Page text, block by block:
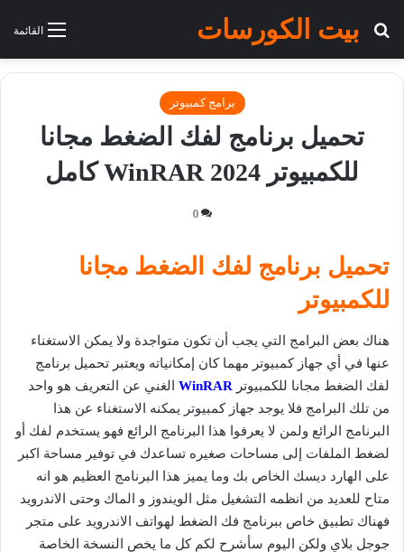
القائمة بيت الكورسات
بحث عن
برامج كمبيوتر
تحميل برنامج لفك الضغط مجانا
للكمبيوتر WinRAR 2024 كامل
0
تحميل برنامج لفك الضغط مجانا
للكمبيوتر
هناك بعض البرامج التي يجب أن تكون متواجدة ولا يمكن الاستغناء
عنها في أي جهاز كمبيوتر مهما كان إمكانياته ويعتبر تحميل برنامج
لفك الضغط مجانا للكمبيوتر WinRAR الغني عن التعريف هو واحد
من تلك البرامج فلا يوجد جهاز كمبيوتر يمكنه الاستغناء عن هذا
البرنامج الرائع ولمن لا يعرفوا هذا البرنامج الرائع فهو يستخدم لفك أو
لضغط الملفات إلى مساحات صغيره تساعدك في توفير مساحة اكبر
على الهارد ديسك الخاص بك وما يميز هذا البرنامج العظيم هو انه
متاح للعديد من انظمه التشغيل مثل الويندوز و الماك وحتى الاندرويد
فهناك تطبيق خاص ببرنامج فك الضغط لهواتف الاندرويد على متجر
جوجل بلاي ولكن اليوم سأشرح لكم كل ما يخص النسخة الخاصة